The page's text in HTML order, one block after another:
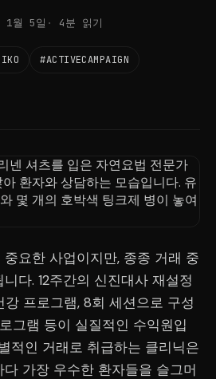
1월 5일 4분 읽기
#ACTIVECAMPAIGN
요한 사업이지만, 종종 거래 중
다. 12주간의 신진대사 재설정
프로그램, 8회 세션으로 구성
그램 등이 실질적인 수익원입
적인 거래로 취급하는 클리닉은
가장 우수한 환자들을 슬그머